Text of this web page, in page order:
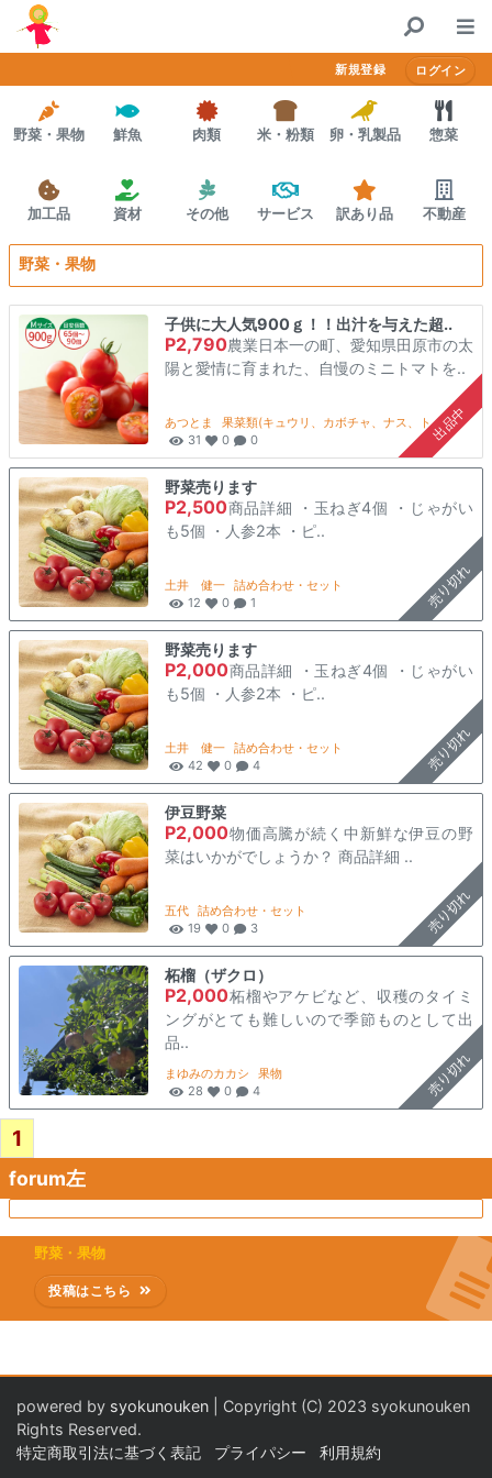
コンテンツにスキップする
新規登録 ログイン
野菜・果物 鮮魚 肉類 米・粉類 卵・乳製品 惣菜
加工品 資材 その他 サービス 訳あり品 不動産
野菜・果物
出品中
子供に大人気900ｇ！！出汁を与えた超..
P2,790農業日本一の町、愛知県田原市の太
陽と愛情に育まれた、自慢のミニトマトを..
あつとま
果菜類(キュウリ、カボチャ、ナス、トマト等)
31
0 0
売り切れ
野菜売ります
P2,500商品詳細 ・玉ねぎ4個 ・じゃがい
も5個 ・人参2本 ・ピ..
土井 健一 詰め合わせ・セット
12
0 1
売り切れ
野菜売ります
P2,000商品詳細 ・玉ねぎ4個 ・じゃがい
も5個 ・人参2本 ・ピ..
土井 健一 詰め合わせ・セット
42
0 4
売り切れ
伊豆野菜
P2,000物価高騰が続く中新鮮な伊豆の野
菜はいかがでしょうか？ 商品詳細 ..
五代 詰め合わせ・セット
19
0 3
売り切れ
柘榴（ザクロ）
P2,000柘榴やアケビなど、収穫のタイミ
ングがとても難しいので季節ものとして出
品..
まゆみのカカシ
果物
28
0 4
1
forum左
野菜・果物
投稿はこちら
powered by syokunouken | Copyright (C) 2023 syokunouken
Rights Reserved.
特定商取引法に基づく表記
プライパシー 利用規約
決済方法
プレミアム会員
かかしポイント